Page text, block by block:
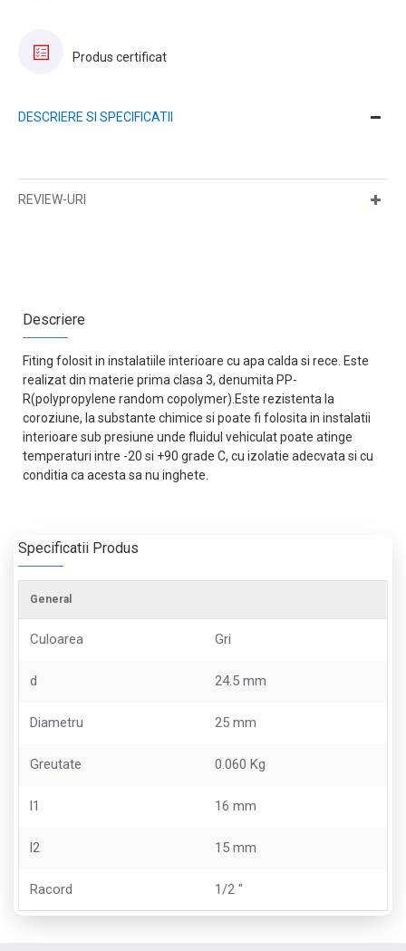
Produs certificat
DESCRIERE SI SPECIFICATII
REVIEW-URI
Descriere
Fiting folosit in instalatiile interioare cu apa calda si rece. Este
realizat din materie prima clasa 3, denumita PP-
R(polypropylene random copolymer).Este rezistenta la
coroziune, la substante chimice si poate fi folosita in instalatii
interioare sub presiune unde fluidul vehiculat poate atinge
temperaturi intre -20 si +90 grade C, cu izolatie adecvata si cu
conditia ca acesta sa nu inghete.
Specificatii Produs
General
Culoarea Gri
d 24.5 mm
Diametru 25 mm
Greutate 0.060 Kg
l1 16 mm
l2 15 mm
Racord 1/2 "